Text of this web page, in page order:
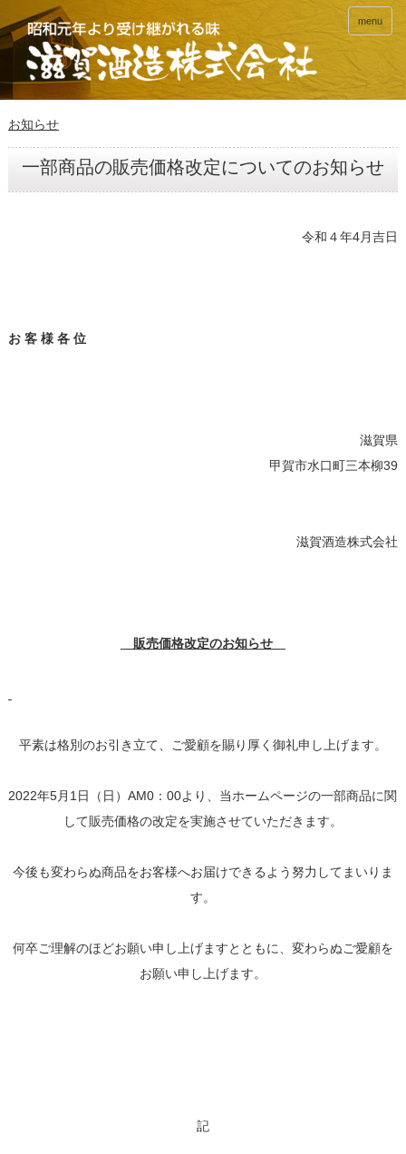
menu
お知らせ
一部商品の販売価格改定についてのお知らせ
令和４年4月吉日
お 客 様 各 位
滋賀県
甲賀市水口町三本柳39
滋賀酒造株式会社
販売価格改定のお知らせ
平素は格別のお引き立て、ご愛顧を賜り厚く御礼申し上げます。
2022年5月1日（日）AM0：00より、当ホームページの一部商品に関
して販売価格の改定を実施させていただきます。
今後も変わらぬ商品をお客様へお届けできるよう努力してまいりま
す。
何卒ご理解のほどお願い申し上げますとともに、変わらぬご愛顧を
お願い申し上げます。
記